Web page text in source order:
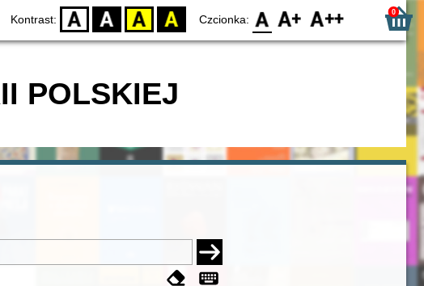
Kontrast: D BW YB BY Czcionka: F0 F1 F2 0
POLSKIEJ